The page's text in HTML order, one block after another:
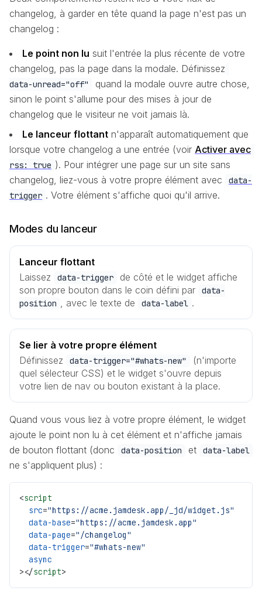
changelog, à garder en tête quand la page n'est pas un
changelog :
Le point non lu suit l'entrée la plus récente de votre
changelog, pas la page dans la modale. Définissez
data-unread="off"
quand la modale ouvre autre chose,
sinon le point s'allume pour des mises à jour de
changelog que le visiteur ne voit jamais là.
Le lanceur flottant n'apparaît automatiquement que
lorsque votre changelog a une entrée (voir Activer avec
rss: true ). Pour intégrer une page sur un site sans
changelog, liez-vous à votre propre élément avec
data-
trigger . Votre élément s'affiche quoi qu'il arrive.
Modes du lanceur
Lanceur flottant
Laissez
data-trigger
de côté et le widget affiche
son propre bouton dans le coin défini par
data-
position , avec le texte de data-label .
Se lier à votre propre élément
Définissez
data-trigger="#whats-new"
(n'importe
quel sélecteur CSS) et le widget s'ouvre depuis
votre lien de nav ou bouton existant à la place.
Quand vous vous liez à votre propre élément, le widget
ajoute le point non lu à cet élément et n'affiche jamais
de bouton flottant (donc
data-position et data-label
ne s'appliquent plus) :
<script
  src
="https://acme.jamdesk.app/_jd/widget.js"
  data-base
="https://acme.jamdesk.app"
  data-page
="/changelog"
  data-trigger
="#whats-new"
  async
></script>